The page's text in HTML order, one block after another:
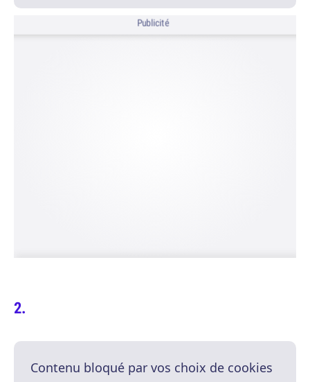
Publicité
Contenu bloqué par vos choix de cookies